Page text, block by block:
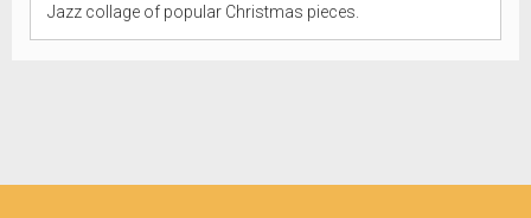
Jazz collage of popular Christmas pieces.